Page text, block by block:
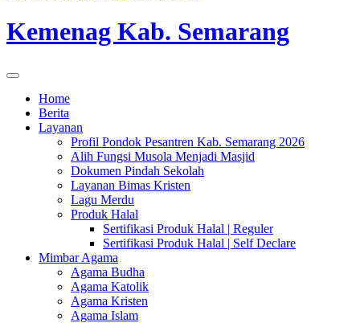
Kemenag Kab. Semarang
Home
Berita
Layanan
Profil Pondok Pesantren Kab. Semarang 2026
Alih Fungsi Musola Menjadi Masjid
Dokumen Pindah Sekolah
Layanan Bimas Kristen
Lagu Merdu
Produk Halal
Sertifikasi Produk Halal | Reguler
Sertifikasi Produk Halal | Self Declare
Mimbar Agama
Agama Budha
Agama Katolik
Agama Kristen
Agama Islam